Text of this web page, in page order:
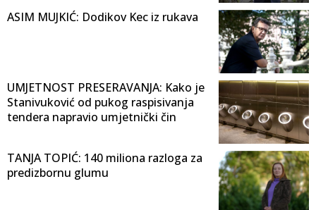
ASIM MUJKIĆ: Dodikov Kec iz rukava
UMJETNOST PRESERAVANJA: Kako je
Stanivuković od pukog raspisivanja
tendera napravio umjetnički čin
TANJA TOPIĆ: 140 miliona razloga za
predizbornu glumu